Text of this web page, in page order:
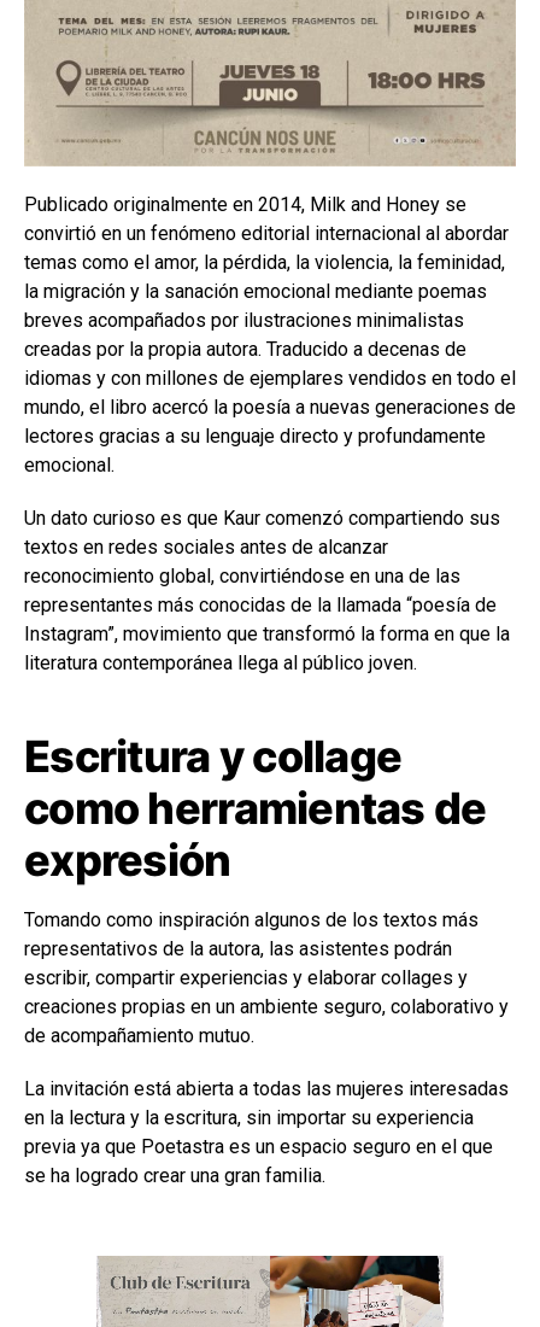
Publicado originalmente en 2014, Milk and Honey se
convirtió en un fenómeno editorial internacional al abordar
temas como el amor, la pérdida, la violencia, la feminidad,
la migración y la sanación emocional mediante poemas
breves acompañados por ilustraciones minimalistas
creadas por la propia autora. Traducido a decenas de
idiomas y con millones de ejemplares vendidos en todo el
mundo, el libro acercó la poesía a nuevas generaciones de
lectores gracias a su lenguaje directo y profundamente
emocional.
Un dato curioso es que Kaur comenzó compartiendo sus
textos en redes sociales antes de alcanzar
reconocimiento global, convirtiéndose en una de las
representantes más conocidas de la llamada “poesía de
Instagram”, movimiento que transformó la forma en que la
literatura contemporánea llega al público joven.
Escritura y collage
como herramientas de
expresión
Tomando como inspiración algunos de los textos más
representativos de la autora, las asistentes podrán
escribir, compartir experiencias y elaborar collages y
creaciones propias en un ambiente seguro, colaborativo y
de acompañamiento mutuo.
La invitación está abierta a todas las mujeres interesadas
en la lectura y la escritura, sin importar su experiencia
previa ya que Poetastra es un espacio seguro en el que
se ha logrado crear una gran familia.